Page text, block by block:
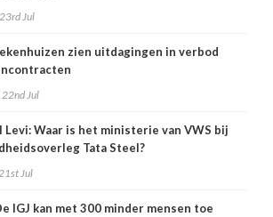
Jul
zien uitdagingen in verbod
22nd Jul
Levi: Waar is het ministerie van VWS bij
Tata Steel?
Jul
IGJ kan met 300 minder mensen toe